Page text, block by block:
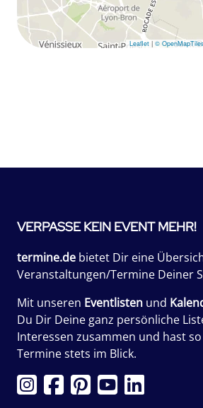
Leaflet | ©
VERPASSE KEIN EVENT MEHR!
termine.de bietet Dir eine
Veranstaltungen/Termine Deiner
Mit unseren Eventlisten und
Du Dir Deine ganz persönliche
Interessen zusammen und hast
Termine stets im Blick.